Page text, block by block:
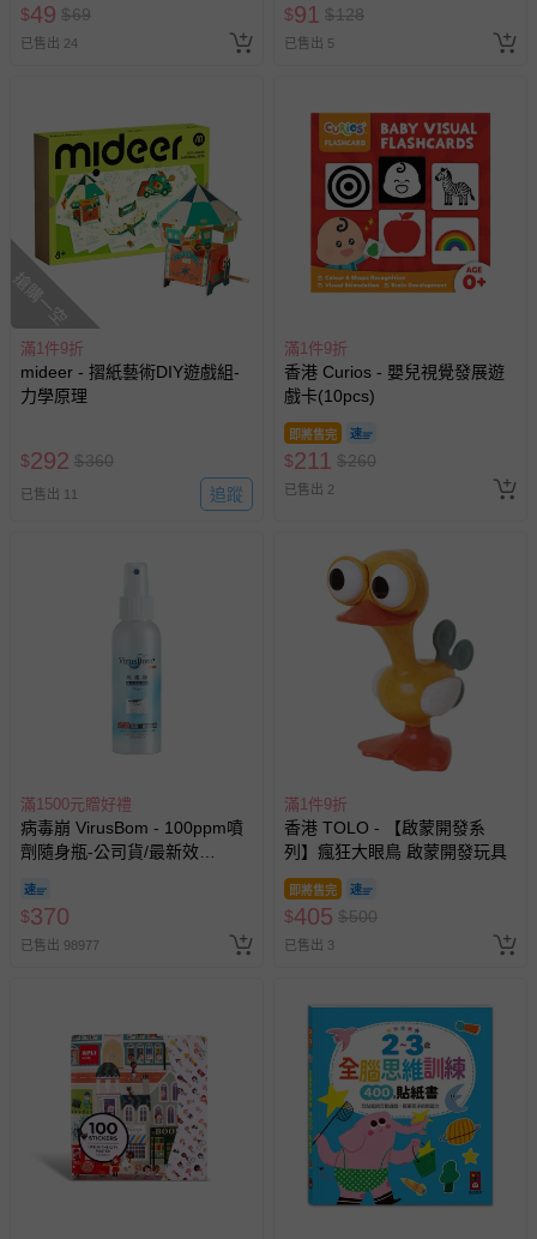
$49 $69
已售出 24
$91 $128
已售出 5
搶購一空
滿1件9折
mideer - 摺紙藝術DIY遊戲組-
力學原理
$292 $360
已售出 11 追蹤
滿1件9折
香港 Curios - 嬰兒視覺發展遊
戲卡(10pcs)
即將售完
$211 $260
已售出 2
滿1500元贈好禮
病毒崩 VirusBom - 100ppm噴
劑隨身瓶-公司貨/最新效
$370
已售出 98977
滿1件9折
香港 TOLO - 【啟蒙開發系
列】瘋狂大眼鳥 啟蒙開發玩具
即將售完
$405 $500
已售出 3